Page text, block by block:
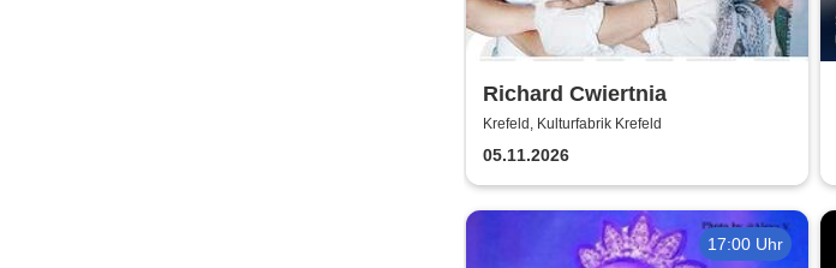
Richard Cwiertnia
Krefeld, Kulturfabrik Krefeld
05.11.2026
17:00 Uhr